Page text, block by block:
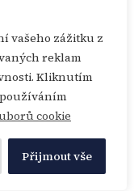
vašeho zážitku z
reklam
Kliknutím
cookie
Přijmout vše
Epoch
podívat
bezpečný,
že spousta
plastech je
plastové pelety
24 zemích